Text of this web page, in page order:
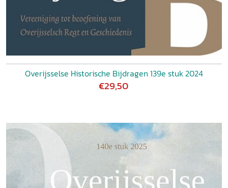
Overijsselse Historische Bijdragen 139e stuk 2024
€29,50